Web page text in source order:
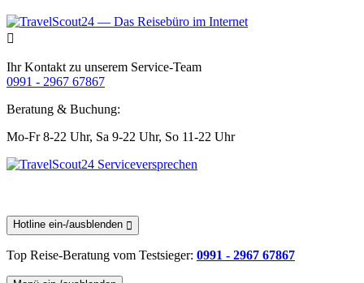
Ihr Kontakt zu unserem Service-Team
0991 - 2967 67867
Beratung & Buchung:
Mo-Fr 8-22 Uhr, Sa 9-22 Uhr, So 11-22 Uhr
Hotline ein-/ausblenden
Top Reise-Beratung vom Testsieger: 0991 - 2967 67867